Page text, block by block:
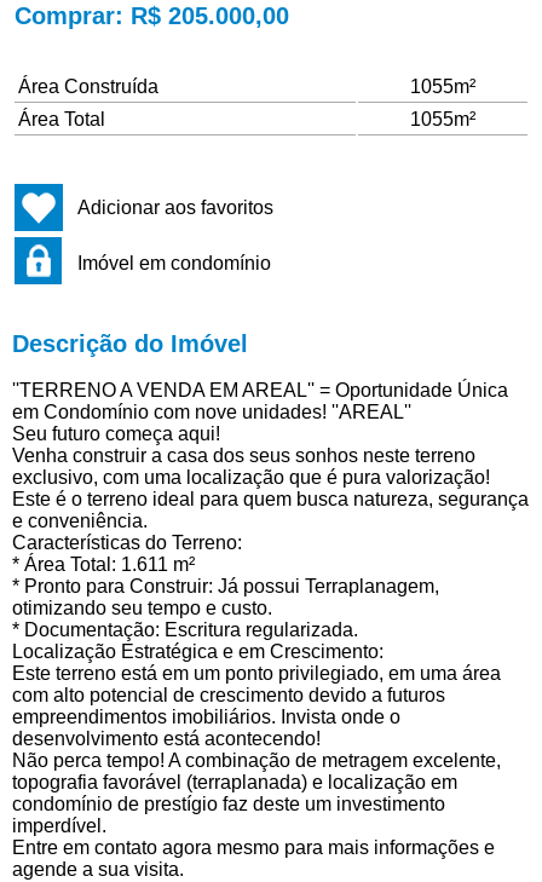
Comprar: R$ 205.000,00
Área Construída
1055m²
Área Total
1055m²
Adicionar aos favoritos
Imóvel em condomínio
Descrição do Imóvel
''TERRENO A VENDA EM AREAL'' = Oportunidade Única
em Condomínio com nove unidades! ''AREAL''
Seu futuro começa aqui!
Venha construir a casa dos seus sonhos neste terreno
exclusivo, com uma localização que é pura valorização!
Este é o terreno ideal para quem busca natureza, segurança
e conveniência.
Características do Terreno:
* Área Total: 1.611 m²
* Pronto para Construir: Já possui Terraplanagem,
otimizando seu tempo e custo.
* Documentação: Escritura regularizada.
Localização Estratégica e em Crescimento:
Este terreno está em um ponto privilegiado, em uma área
com alto potencial de crescimento devido a futuros
empreendimentos imobiliários. Invista onde o
desenvolvimento está acontecendo!
Não perca tempo! A combinação de metragem excelente,
topografia favorável (terraplanada) e localização em
condomínio de prestígio faz deste um investimento
imperdível.
Entre em contato agora mesmo para mais informações e
agende a sua visita.